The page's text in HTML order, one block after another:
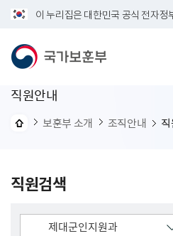
이 누리집은 대한민국 공식 전자정
직원안내
보훈부 소개 조직안내
직원검색